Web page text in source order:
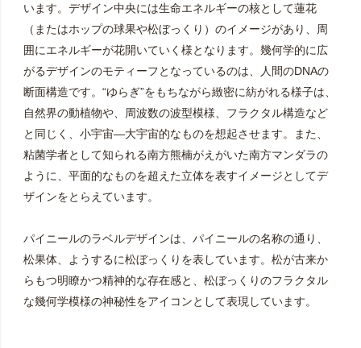
います。デザイン中央には生命エネルギーの核として蓮花
（またはホップの球果や松ぼっくり）のイメージがあり、周
囲にエネルギーが花開いていく様となります。幾何学的に広
がるデザインのモティーフとなっているのは、人間のDNAの
断面構造です。“ゆらぎ”をもちながら緻密に紡がれる様子は、
自然界の動植物や、周波数の波型模様、フラクタル構造など
と同じく、小宇宙―大宇宙的なものを想起させます。また、
粘菌学者として知られる南方熊楠がえがいた南方マンダラの
ように、平面的なものを超えた立体を表すイメージとしてデ
ザインをとらえています。
パイニールのラベルデザインは、パイニールの名称の通り、
松果体、ようするに松ぼっくりを表しています。松が古来か
らもつ明瞭かつ精神的な存在感と、松ぼっくりのフラクタル
な幾何学模様の神秘性をアイコンとして表現しています。